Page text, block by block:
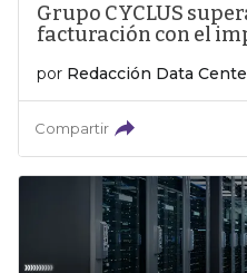
Grupo CYCLUS
facturación con el
por Redacción Data
Compartir